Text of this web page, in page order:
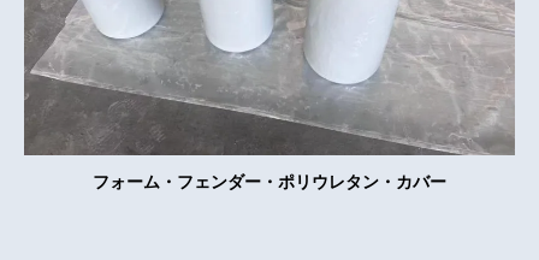
フォーム・フェンダー・ポリウレタン・カバー